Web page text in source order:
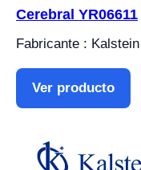
Cerebral YR06611
Fabricante : Kalstein
Ver producto